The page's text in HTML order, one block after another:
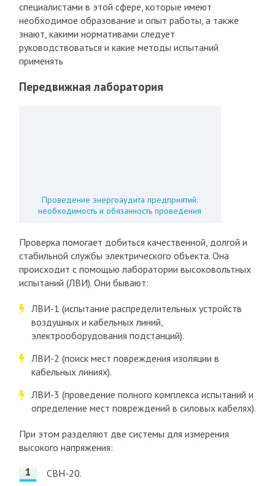
специалистами в этой сфере, которые имеют
необходимое образование и опыт работы, а также
знают, какими нормативами следует
руководствоваться и какие методы испытаний
применять
Передвижная лаборатория
Проведение энергоаудита предприятий.
необходимость и обязанность проведения
Проверка помогает добиться качественной, долгой и
стабильной службы электрического объекта. Она
происходит с помощью лаборатории высоковольтных
испытаний (ЛВИ). Они бывают:
ЛВИ-1 (испытание распределительных устройств
воздушных и кабельных линий,
электрооборудования подстанций).
ЛВИ-2 (поиск мест повреждения изоляции в
кабельных линиях).
ЛВИ-3 (проведение полного комплекса испытаний и
определение мест повреждений в силовых кабелях).
При этом разделяют две системы для измерения
высокого напряжения:
СВН-20.